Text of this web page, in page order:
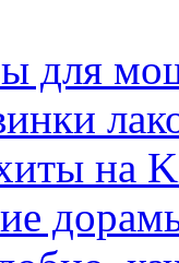
для
на